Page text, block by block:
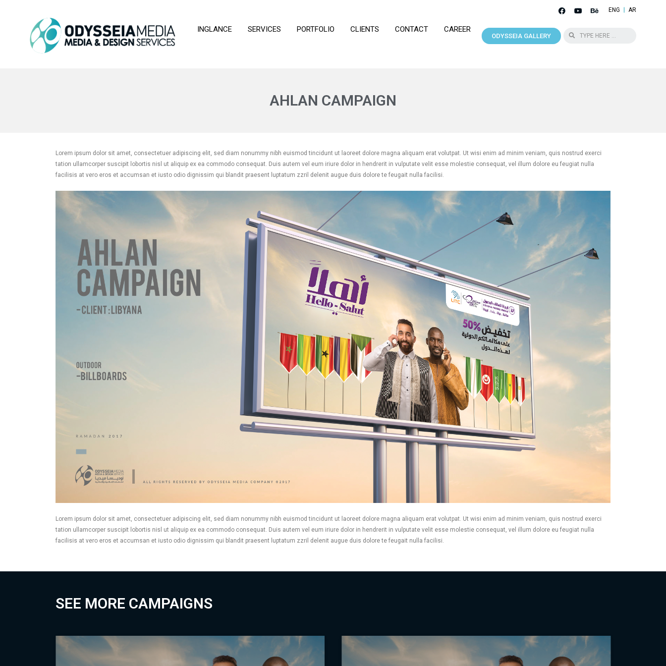
ENG AR
INGLANCE SERVICES PORTFOLIO CLIENTS CONTACT CAREER
ODYSSEIA GALLERY
AHLAN CAMPAIGN
Lorem ipsum dolor sit amet, consectetuer adipiscing elit, sed diam nonummy nibh euismod tincidunt ut laoreet dolore magna aliquam erat volutpat. Ut wisi enim ad minim veniam, quis nostrud exerci
tation ullamcorper suscipit lobortis nisl ut aliquip ex ea commodo consequat. Duis autem vel eum iriure dolor in hendrerit in vulputate velit esse molestie consequat, vel illum dolore eu feugiat nulla
facilisis at vero eros et accumsan et iusto odio dignissim qui blandit praesent luptatum zzril delenit augue duis dolore te feugait nulla facilisi.
Lorem ipsum dolor sit amet, consectetuer adipiscing elit, sed diam nonummy nibh euismod tincidunt ut laoreet dolore magna aliquam erat volutpat. Ut wisi enim ad minim veniam, quis nostrud exerci
tation ullamcorper suscipit lobortis nisl ut aliquip ex ea commodo consequat. Duis autem vel eum iriure dolor in hendrerit in vulputate velit esse molestie consequat, vel illum dolore eu feugiat nulla
facilisis at vero eros et accumsan et iusto odio dignissim qui blandit praesent luptatum zzril delenit augue duis dolore te feugait nulla facilisi.
SEE MORE CAMPAIGNS